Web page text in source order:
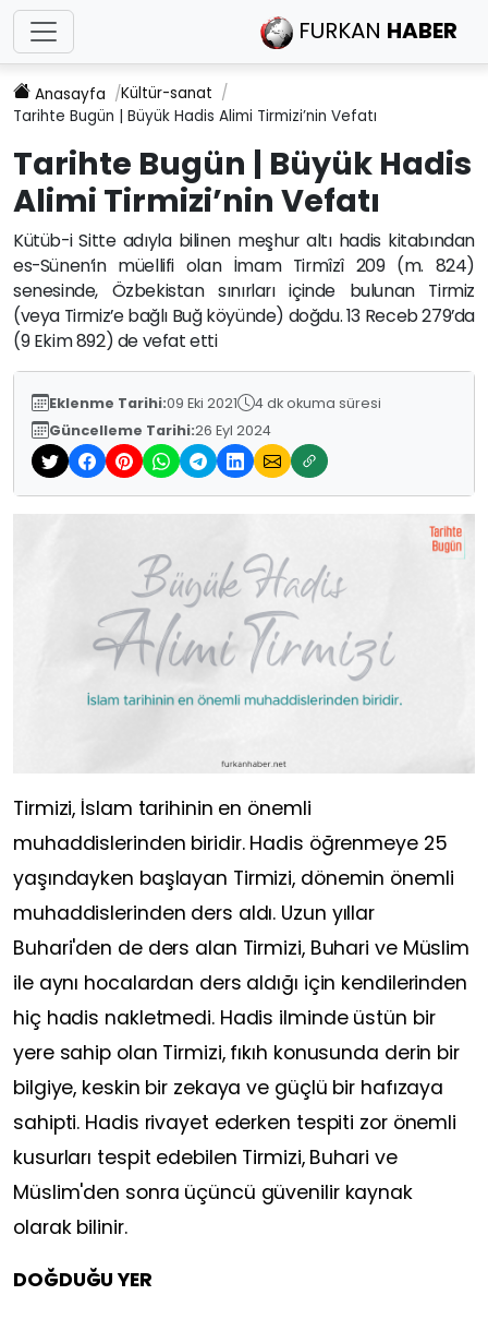
FURKAN HABER
Anasayfa
Kültür-sanat
Tarihte Bugün | Büyük Hadis Alimi Tirmizi’nin Vefatı
Tarihte Bugün | Büyük Hadis
Alimi Tirmizi’nin Vefatı
Kütüb-i Sitte adıyla bilinen meşhur altı hadis kitabından
es-Sünen’in müellifi olan İmam Tirmîzî 209 (m. 824)
senesinde, Özbekistan sınırları içinde bulunan Tirmiz
(veya Tirmiz’e bağlı Buğ köyünde) doğdu. 13 Receb 279’da
(9 Ekim 892) de vefat etti
Eklenme Tarihi:09 Eki 2021
4 dk okuma süresi
Güncelleme Tarihi:26 Eyl 2024
Tirmizi, İslam tarihinin en önemli
muhaddislerinden biridir. Hadis öğrenmeye 25
yaşındayken başlayan Tirmizi, dönemin önemli
muhaddislerinden ders aldı. Uzun yıllar
Buhari'den de ders alan Tirmizi, Buhari ve Müslim
ile aynı hocalardan ders aldığı için kendilerinden
hiç hadis nakletmedi. Hadis ilminde üstün bir
yere sahip olan Tirmizi, fıkıh konusunda derin bir
bilgiye, keskin bir zekaya ve güçlü bir hafızaya
sahipti. Hadis rivayet ederken tespiti zor önemli
kusurları tespit edebilen Tirmizi, Buhari ve
Müslim'den sonra üçüncü güvenilir kaynak
olarak bilinir.
DOĞDUĞU YER